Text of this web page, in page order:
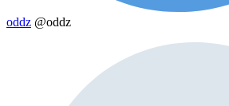
oddz @oddz